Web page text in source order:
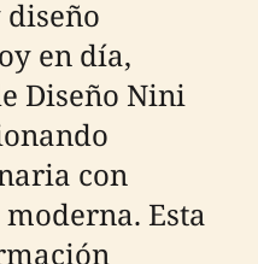
en día,
Diseño Nini
con
Esta